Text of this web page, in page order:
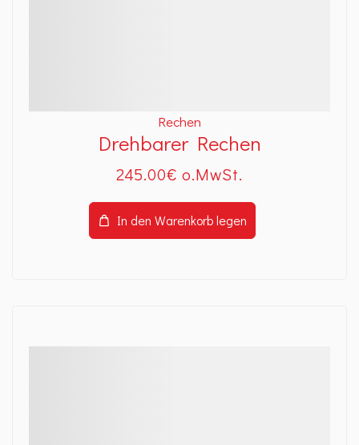
Rechen
Drehbarer Rechen
245.00€
In den Warenkorb legen